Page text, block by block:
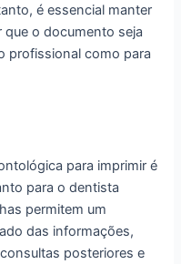
é essencial manter
o documento seja
profissional como para
para imprimir é
para o dentista
permitem um
das informações,
posteriores e